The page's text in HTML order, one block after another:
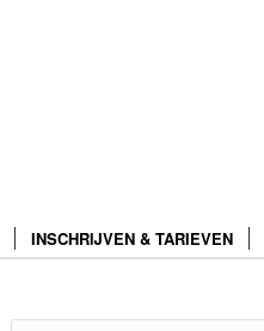
INSCHRIJVEN & TARIEVEN